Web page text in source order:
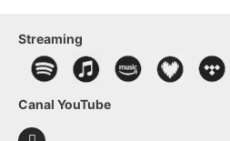
Streaming
Canal YouTube